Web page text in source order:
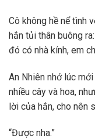
Cô không hề nể tình
hắn tủi thân buông
đó có nhà kính, em
An Nhiên nhớ lúc
nhiều cây và hoa,
lời của hắn, cho nên
“Được nha.”